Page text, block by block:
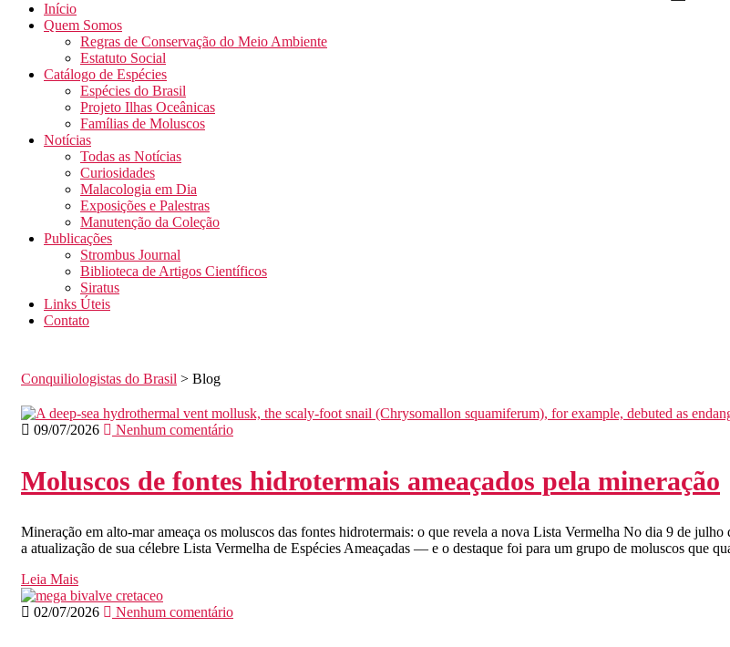
Início
Quem Somos
Regras de Conservação do Meio Ambiente
Estatuto Social
Catálogo de Espécies
Espécies do Brasil
Projeto Ilhas Oceânicas
Famílias de Moluscos
Notícias
Todas as Notícias
Curiosidades
Malacologia em Dia
Exposições e Palestras
Manutenção da Coleção
Publicações
Strombus Journal
Biblioteca de Artigos Científicos
Siratus
Links Úteis
Contato
Conquiliologistas do Brasil > Blog
09/07/2026 Nenhum comentário
Moluscos de fontes hidrotermais ameaçados pela mineração
Mineração em alto-mar ameaça os moluscos das fontes hidrotermais: o que revela a nova Lista Vermelha No dia 9 de
a atualização de sua célebre Lista Vermelha de Espécies Ameaçadas — e o destaque foi para um grupo de moluscos que
Leia Mais
02/07/2026 Nenhum comentário